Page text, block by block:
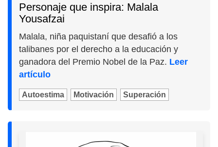
Personaje que inspira: Malala
Yousafzai
Malala, niña paquistaní que desafió a los
talibanes por el derecho a la educación y
ganadora del Premio Nobel de la Paz. Leer
artículo
Autoestima Motivación Superación